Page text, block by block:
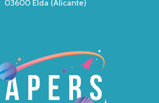
03600 Elda (Alicante)